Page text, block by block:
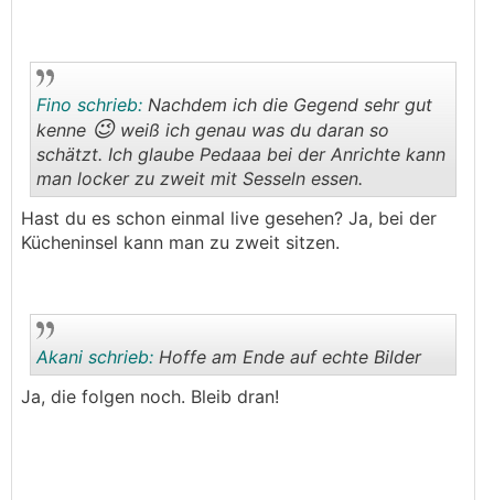
..
Fino schrieb: Nachdem ich die Gegend sehr gut
kenne 😉weiß ich genau was du daran so
schätzt. Ich glaube Pedaaa bei der Anrichte kann
man locker zu zweit mit Sesseln essen.
Hast du es schon einmal live gesehen? Ja, bei der
Kücheninsel kann man zu zweit sitzen.
Akani schrieb: Hoffe am Ende auf echte Bilder
Ja, die folgen noch. Bleib dran!